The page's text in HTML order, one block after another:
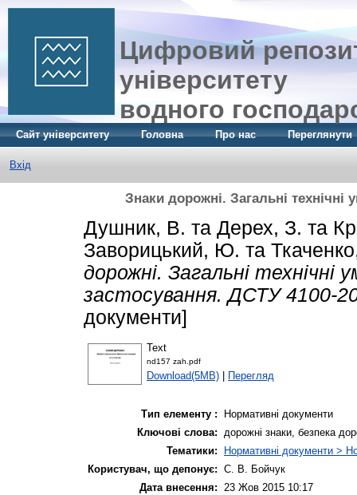
Цифровий
університету
водного
Сайт університету Головна Про нас Переглянути
Вхід
Знаки дорожні. Загальні
Душник, В. та Дерех, З. та
Заворицький, Ю. та
дорожні. Загальні технічні
застосування. ДСТУ 4100-
документи]
Text
nd157 zah.pdf
Download(5MB) | Перегляд
Тип елементу :
Нормативні документи
Ключові слова: дорожні знаки, безпека
Тематики:
Нормативні документи >
Користувач, що депонує: С. В. Бойчук
Дата внесення: 23 Жов 2015 10:17